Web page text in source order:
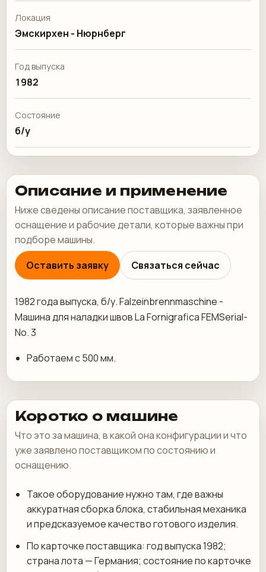
Локация
Эмскирхен - Нюрнберг
Год выпуска
1982
Состояние
б/у
Описание и применение
Ниже сведены описание поставщика, заявленное
оснащение и рабочие детали, которые важны при
подборе машины.
Оставить заявку
Связаться сейчас
1982 года выпуска, б/у. Falzeinbrennmaschine -
Машина для наладки швов La Fornigrafica FEMSerial-
No. 3
Работаем с 500 мм.
Коротко о машине
Что это за машина, в какой она конфигурации и что
уже заявлено поставщиком по состоянию и
оснащению.
Такое оборудование нужно там, где важны
аккуратная сборка блока, стабильная механика
и предсказуемое качество готового изделия.
По карточке поставщика: год выпуска 1982;
страна лота — Германия; состояние по карточке